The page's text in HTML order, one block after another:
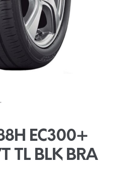
EC300+
TL BLK BRA